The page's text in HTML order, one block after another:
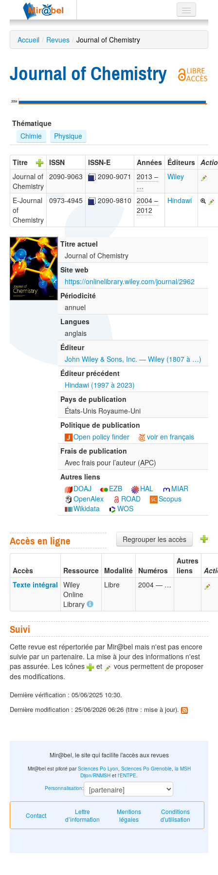
Le réseau
Soutien
Recherche
avancée
EN
ES
?
Accueil / Revues / Journal of Chemistry
Journal of Chemistry
2004
Thématique
Chimie
Physique
Titre ISSN ISSN-E Années Éditeurs
Journal of
Chemistry
2090-9063 2090-9071
2013 –
…
Wiley
E-Journal
of
Chemistry
0973-4945 2090-9810 2004 –
2012
Hindawi
Titre actuel
Journal of Chemistry
Site web
https://onlinelibrary.wiley.com/journal/2962
Périodicité
annuel
Langues
anglais
Éditeur
John Wiley & Sons, Inc. — Wiley (1807 à …)
Éditeur précédent
Hindawi (1997 à 2023)
Pays de publication
États-Unis Royaume-Uni
Politique de publication
Open policy finder
voir en français
Frais de publication
Avec frais pour l’auteur (APC)
Autres liens
DOAJ
EZB HAL
MIAR
OpenAlex
ROAD
Scopus
Wikidata
WOS
Regrouper les accès
Accès en ligne
Accès Ressource Modalité Numéros
Autres
liens
Texte intégral Wiley
Online
Library
Libre 2004 — …
Suivi
Cette revue est répertoriée par Mir@bel mais n'est pas encore
suivie par un partenaire. La mise à jour des informations n'est
pas assurée. Les icônes
et
vous permettent de proposer
des modifications.
Dernière vérification : 05/06/2025 10:30.
Dernière modification : 25/06/2026 06:26 (titre : mise à jour).
Mir@bel, le site qui facilite l'accès aux revues
Contact
Lettre
d’information
Mentions
légales
Conditions
d'utilisation
Mir@bel est piloté parSciences Po Lyon Sciences Po Grenoble, la MSH
Dijon/RNMSH et l'ENTPE
Personnalisation: